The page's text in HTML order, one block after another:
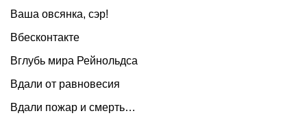
Ваша овсянка, сэр!
Вбесконтакте
Вглубь мира Рейнольдса
Вдали от равновесия
Вдали пожар и смерть…